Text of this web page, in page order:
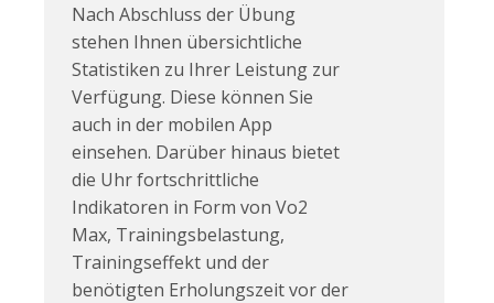
Nach Abschluss der Übung
stehen Ihnen übersichtliche
Statistiken zu Ihrer Leistung zur
Verfügung. Diese können Sie
auch in der mobilen App
einsehen. Darüber hinaus bietet
die Uhr fortschrittliche
Indikatoren in Form von Vo2
Max, Trainingsbelastung,
Trainingseffekt und der
benötigten Erholungszeit vor der